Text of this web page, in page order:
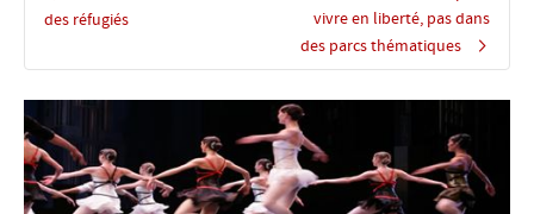
des réfugiés
vivre en liberté, pas dans
des parcs thématiques